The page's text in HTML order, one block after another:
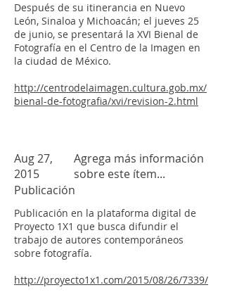
Después de su itinerancia en Nuevo
León, Sinaloa y Michoacán; el jueves 25
de junio, se presentará la XVI Bienal de
Fotografía en el Centro de la Imagen en
la ciudad de México.
http://centrodelaimagen.cultura.gob.mx/
bienal-de-fotografia/xvi/revision-2.html
Aug 27,
2015
Agrega más información
sobre este ítem...
Publicación
Publicación en la plataforma digital de
Proyecto 1X1 que busca difundir el
trabajo de autores contemporáneos
sobre fotografía.
http://proyecto1x1.com/2015/08/26/7339/